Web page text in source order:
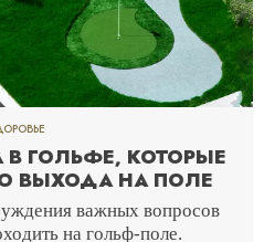
В ГОЛЬФЕ, КОТОРЫЕ
ВЫХОДА НА ПОЛЕ
важных вопросов
на гольф-поле.